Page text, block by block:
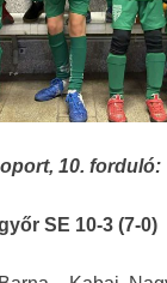
10. forduló:
SE 10-3 (7-0)